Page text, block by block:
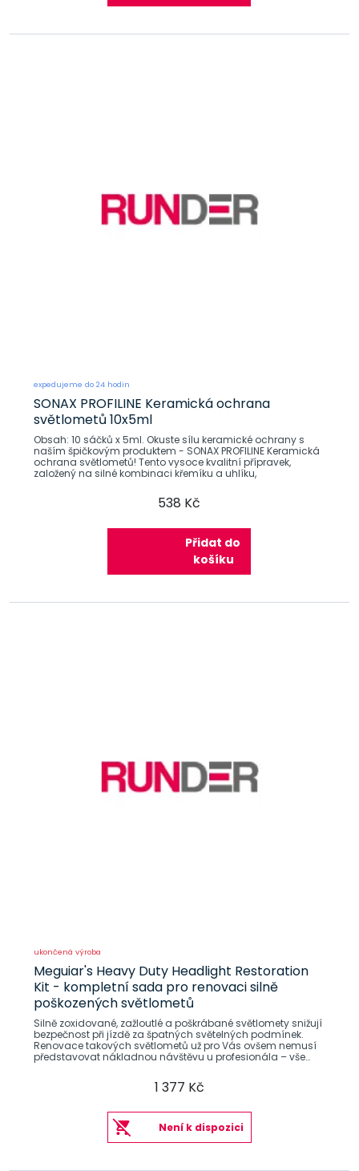
expedujeme do 24 hodin
SONAX PROFILINE Keramická ochrana
světlometů 10x5ml
Obsah: 10 sáčků x 5ml. Okuste sílu keramické ochrany s
naším špičkovým produktem - SONAX PROFILINE Keramická
ochrana světlometů! Tento vysoce kvalitní přípravek,
založený na silné kombinaci křemíku a uhlíku,
538 Kč
Přidat do
košíku
ukončená výroba
Meguiar's Heavy Duty Headlight Restoration
Kit - kompletní sada pro renovaci silně
poškozených světlometů
Silně zoxidované, zažloutlé a poškrábané světlomety snižují
bezpečnost při jízdě za špatných světelných podmínek.
Renovace takových světlometů už pro Vás ovšem nemusí
představovat nákladnou návštěvu u profesionála – vše
1 377 Kč
Není k dispozici